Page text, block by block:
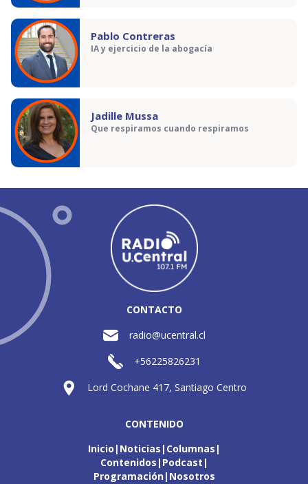
Pablo Contreras
IA y ejercicio de la abogacía
Jadille Mussa
Que respiramos cuando respiramos
CONTACTO
radio@ucentral.cl
+56225826231
Lord Cochane 417, Santiago Centro
CONTENIDO
Inicio Noticias Columnas
Contenidos Podcast
Programación Nosotros